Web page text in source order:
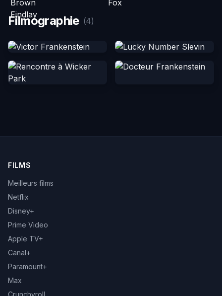
Filmographie (4)
FILMS
Meilleurs films
Netflix
Disney+
Prime Video
Apple TV+
Canal+
Paramount+
Max
Crunchyroll